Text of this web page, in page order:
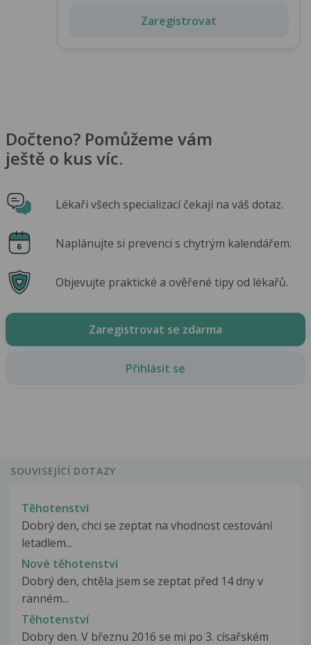
Zaregistrovat
Dočteno? Pomůžeme vám
ještě o kus víc.
Lékaři všech specializací čekají na váš dotaz.
Naplánujte si prevenci s chytrým kalendářem.
Objevujte praktické a ověřené tipy od lékařů.
Zaregistrovat se zdarma
Přihlásit se
SOUVISEJÍCÍ DOTAZY
Těhotenství
Dobrý den, chci se zeptat na vhodnost cestování
letadlem...
Nové těhotenství
Dobrý den, chtěla jsem se zeptat před 14 dny v
ranném...
Těhotenství
Dobry den. V březnu 2016 se mi po 3. císařském